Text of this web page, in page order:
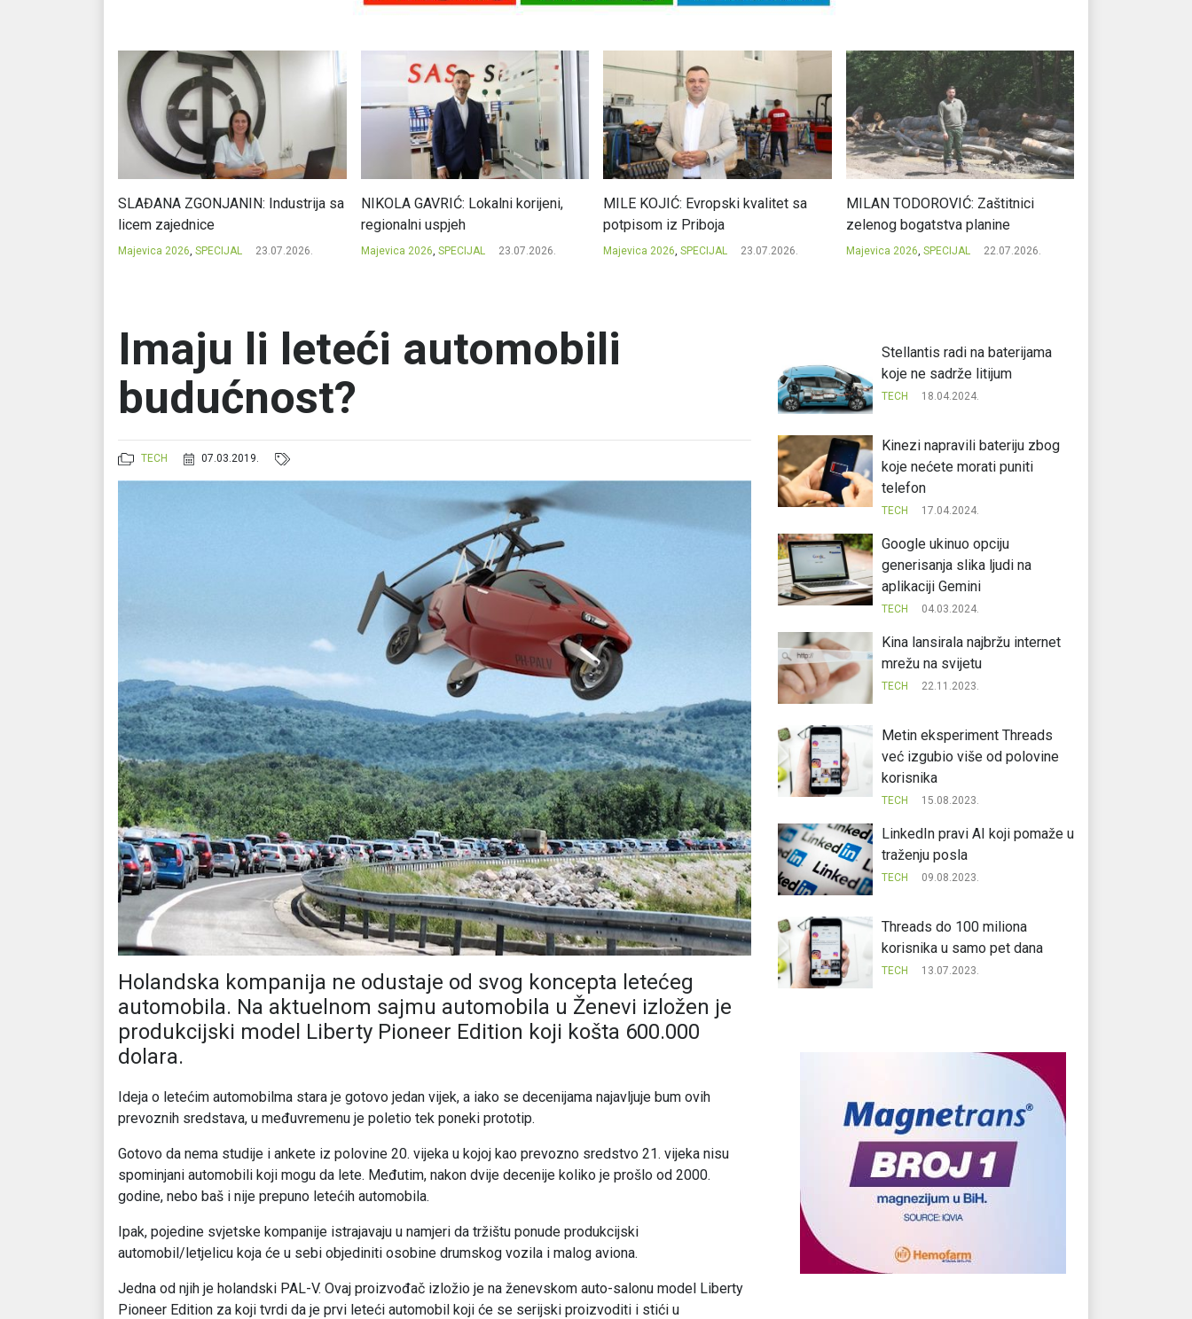
SLAĐANA ZGONJANIN: Industrija sa
licem zajednice
Majevica 2026, SPECIJAL 23.07.2026.
NIKOLA GAVRIĆ: Lokalni korijeni,
regionalni uspjeh
Majevica 2026, SPECIJAL 23.07.2026.
MILE KOJIĆ: Evropski kvalitet sa
potpisom iz Priboja
Majevica 2026, SPECIJAL 23.07.2026.
MILAN TODOROVIĆ: Zaštitnici
zelenog bogatstva planine
Majevica 2026, SPECIJAL 22.07.2026.
Imaju li leteći automobili
budućnost?
TECH 07.03.2019.
Holandska kompanija ne odustaje od svog koncepta letećeg
automobila. Na aktuelnom sajmu automobila u Ženevi izložen je
produkcijski model Liberty Pioneer Edition koji košta 600.000
dolara.
Ideja o letećim automobilma stara je gotovo jedan vijek, a iako se decenijama najavljuje bum ovih
prevoznih sredstava, u međuvremenu je poletio tek poneki prototip.
Gotovo da nema studije i ankete iz polovine 20. vijeka u kojoj kao prevozno sredstvo 21. vijeka nisu
spominjani automobili koji mogu da lete. Međutim, nakon dvije decenije koliko je prošlo od 2000.
godine, nebo baš i nije prepuno letećih automobila.
Ipak, pojedine svjetske kompanije istrajavaju u namjeri da tržištu ponude produkcijski
automobil/letjelicu koja će u sebi objediniti osobine drumskog vozila i malog aviona.
Jedna od njih je holandski PAL-V. Ovaj proizvođač izložio je na ženevskom auto-salonu model Liberty
Pioneer Edition za koji tvrdi da je prvi leteći automobil koji će se serijski proizvoditi i stići u
Stellantis radi na baterijama
koje ne sadrže litijum
TECH 18.04.2024.
Kinezi napravili bateriju zbog
koje nećete morati puniti
telefon
TECH 17.04.2024.
Google ukinuo opciju
generisanja slika ljudi na
aplikaciji Gemini
TECH 04.03.2024.
Kina lansirala najbržu internet
mrežu na svijetu
TECH 22.11.2023.
Metin eksperiment Threads
već izgubio više od polovine
korisnika
TECH 15.08.2023.
LinkedIn pravi AI koji pomaže u
traženju posla
TECH 09.08.2023.
Threads do 100 miliona
korisnika u samo pet dana
TECH 13.07.2023.